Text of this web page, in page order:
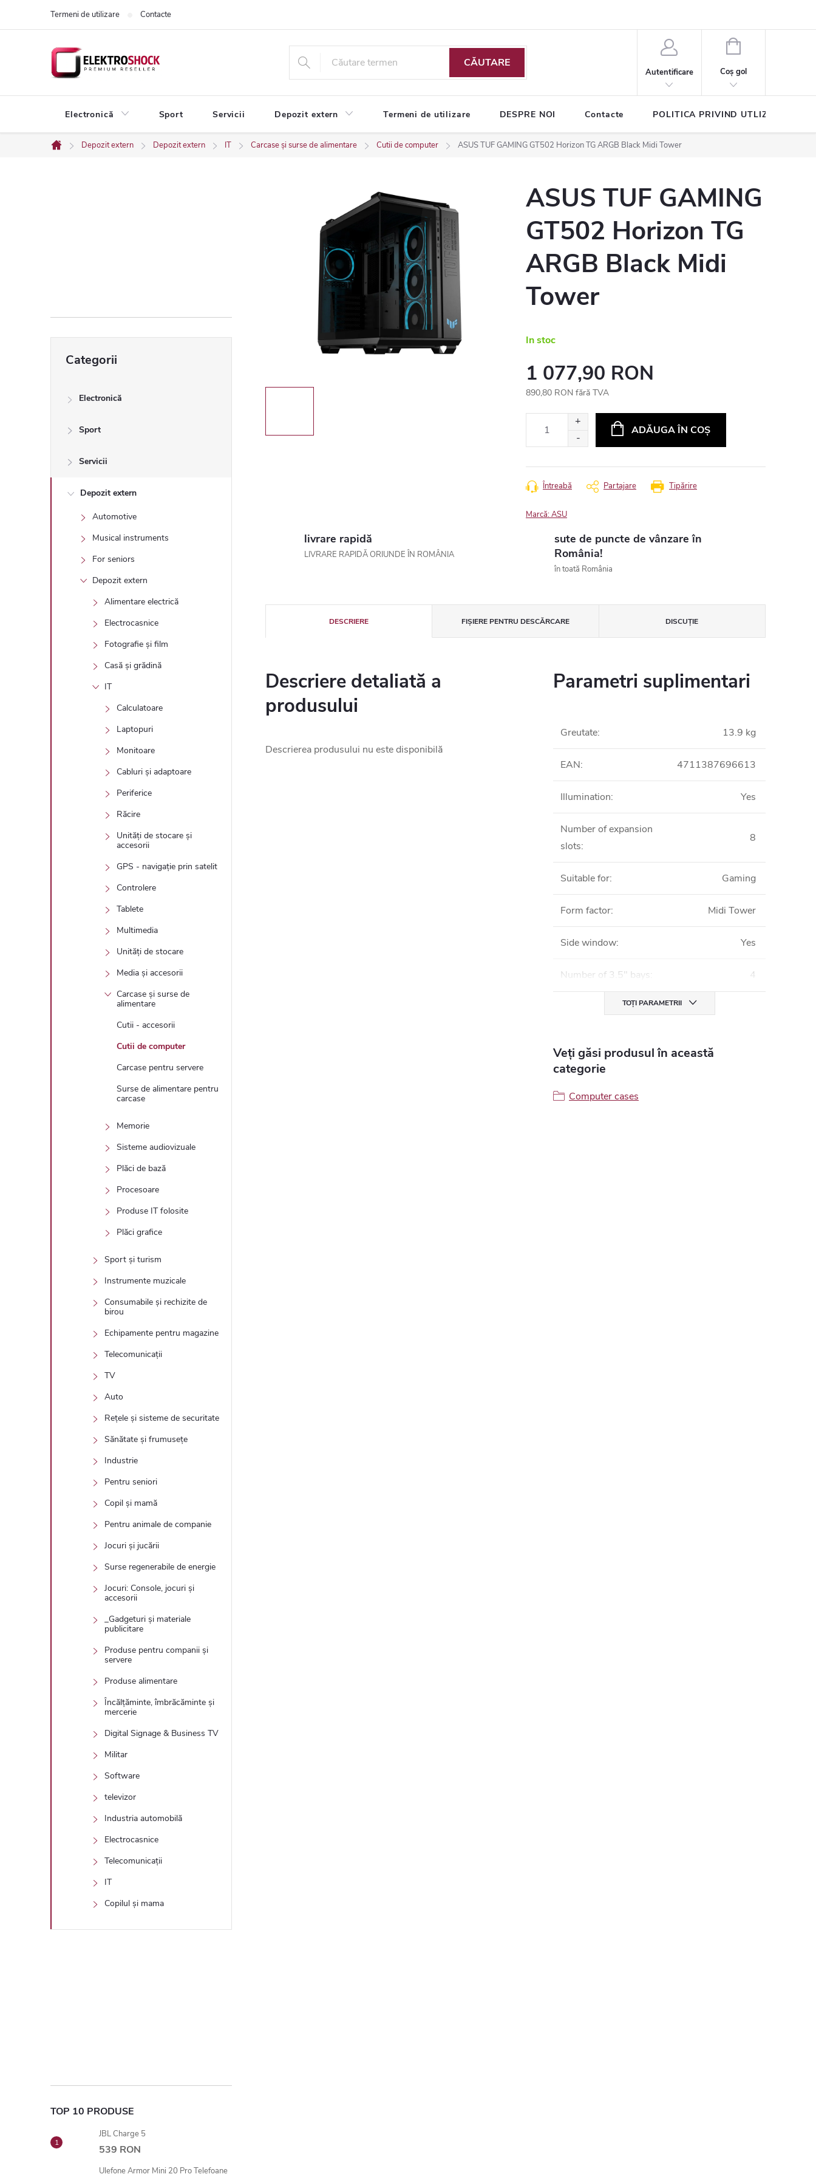
Termeni de utilizare Contacte
CĂUTARE
Autentificare
COŞ
CUMPĂRĂTURI
Coş gol
Electronică Sport Servicii Depozit extern Termeni de utilizare DESPRE NOI Contacte POLITICA PRIVIND UTLIZAREA
Acasă
Depozit extern Depozit extern IT Carcase și surse de alimentare Cutii de computer ASUS TUF GAMING GT502 Horizon TG ARGB Black Midi Tower
l
a
a
pesteCategorii
Electronică
Sport
Servicii
Depozit extern
Automotive
Musical instruments
For seniors
Depozit extern
Alimentare electrică
Electrocasnice
Fotografie și film
Casă și grădină
IT
Calculatoare
Laptopuri
Monitoare
Cabluri și adaptoare
Periferice
Răcire
Unități de stocare și
accesorii
GPS - navigație prin satelit
Controlere
Tablete
Multimedia
Unități de stocare
Media și accesorii
Carcase și surse de
alimentare
Cutii - accesorii
Cutii de computer
Carcase pentru servere
Surse de alimentare pentru
carcase
Memorie
Sisteme audiovizuale
Plăci de bază
Procesoare
Produse IT folosite
Plăci grafice
Sport și turism
Instrumente muzicale
Consumabile și rechizite de
birou
Echipamente pentru magazine
Telecomunicații
TV
Auto
Rețele și sisteme de securitate
Sănătate și frumusețe
Industrie
Pentru seniori
Copil și mamă
Pentru animale de companie
Jocuri și jucării
Surse regenerabile de energie
Jocuri: Console, jocuri și
accesorii
_Gadgeturi și materiale
publicitare
Produse pentru companii și
servere
Produse alimentare
Încălțăminte, îmbrăcăminte și
mercerie
Digital Signage & Business TV
Militar
Software
televizor
Industria automobilă
Electrocasnice
Telecomunicații
IT
Copilul și mama
TOP 10 PRODUSE
JBL Charge 5
539 RON
Ulefone Armor Mini 20 Pro Telefoane
ASUS TUF GAMING
GT502 Horizon TG
ARGB Black Midi
Tower
In stoc
1 077,90 RON
890,80 RON fără TVA
ADĂUGA ÎN COŞ
Tipărire
Întreabă Partajare
Marcă:ASU
livrare rapidă
LIVRARE RAPIDĂ ORIUNDE ÎN ROMÂNIA
sute de puncte de vânzare în
România!
în toată România
DESCRIERE FIȘIERE PENTRU DESCĂRCARE DISCUŢIE
Descriere detaliată a
produsului
Descrierea produsului nu este disponibilă
Parametri suplimentari
Greutate: 13.9 kg
EAN: 4711387696613
Illumination: Yes
Number of expansion
slots:
8
Suitable for: Gaming
Form factor: Midi Tower
Side window: Yes
Number of 3.5" bays: 4
TOȚI PARAMETRII
Veți găsi produsul în această
categorie
Computer cases